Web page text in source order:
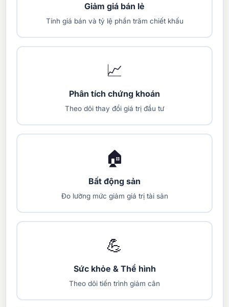
Giảm giá bán lẻ
Tính giá bán và tỷ lệ phần trăm chiết khấu
📈
Phân tích chứng khoán
Theo dõi thay đổi giá trị đầu tư
🏠
Bất động sản
Đo lường mức giảm giá trị tài sản
💪
Sức khỏe & Thể hình
Theo dõi tiến trình giảm cân